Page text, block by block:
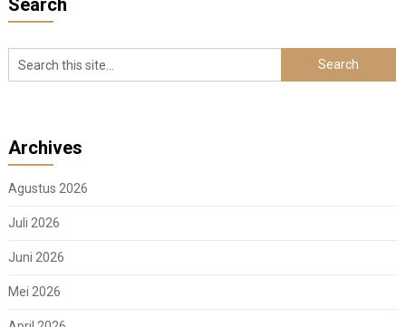
Search
Archives
Agustus 2026
Juli 2026
Juni 2026
Mei 2026